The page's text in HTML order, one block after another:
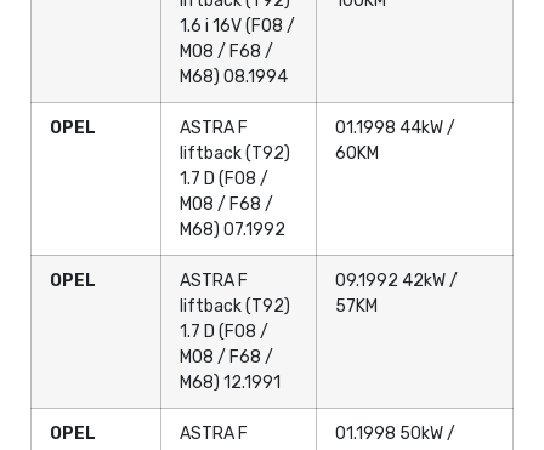
1.6 i 16V (F08 /
M08 / F68 /
M68) 08.1994
OPEL
ASTRA F
liftback (T92)
1.7 D (F08 /
M08 / F68 /
M68) 07.1992
01.1998 44kW /
60KM
OPEL
ASTRA F
liftback (T92)
1.7 D (F08 /
M08 / F68 /
M68) 12.1991
09.1992 42kW /
57KM
OPEL
ASTRA F
01.1998 50kW /